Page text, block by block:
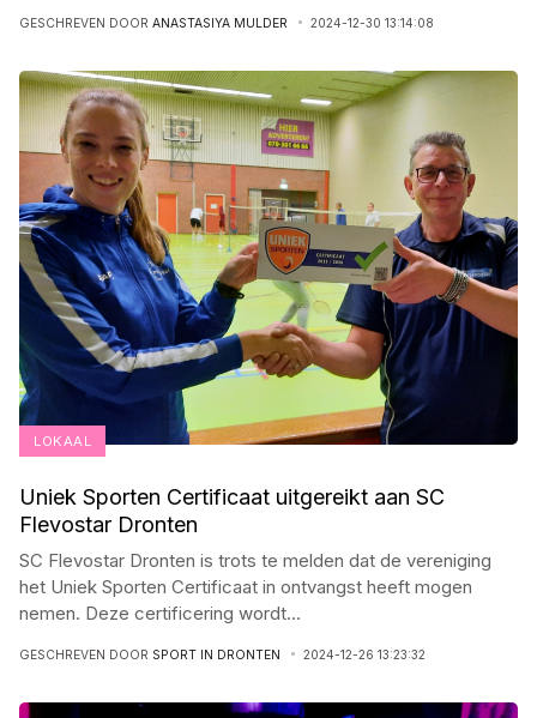
GESCHREVEN DOOR ANASTASIYA MULDER 2024-12-30 13:14:08
LOKAAL
Uniek Sporten Certificaat uitgereikt aan SC
Flevostar Dronten
SC Flevostar Dronten is trots te melden dat de vereniging
het Uniek Sporten Certificaat in ontvangst heeft mogen
nemen. Deze certificering wordt...
GESCHREVEN DOOR SPORT IN DRONTEN 2024-12-26 13:23:32